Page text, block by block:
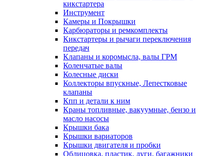
кикстартера
Инструмент
Камеры и Покрышки
Карбюраторы и ремкомплекты
Кикстартеры и рычаги переключения
передач
Клапаны и коромысла, валы ГРМ
Коленчатые валы
Колесные диски
Коллекторы впускные, Лепестковые
клапаны
Кпп и детали к ним
Краны топливные, вакуумные, бензо и
масло насосы
Крышки бака
Крышки вариаторов
Крышки двигателя и пробки
Облицовка, пластик, дуги, багажники